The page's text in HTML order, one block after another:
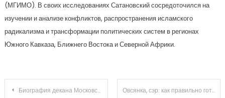
(МГИМО). В своих исследованиях Сатановский сосредоточился на
изучении и анализе конфликтов, распространения исламского
радикализма и трансформации политических систем в регионах
Южного Кавказа, Ближнего Востока и Северной Африки.
Навигация
Биография декана Московского государственного университета Андрея Сидорова — от студента до руководителя Овсянка, сэр: как правильно готовить овсяную кашу